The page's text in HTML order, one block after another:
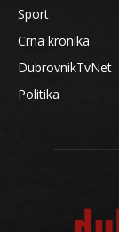
Sport
Crna kronika
DubrovnikTvNet
Politika